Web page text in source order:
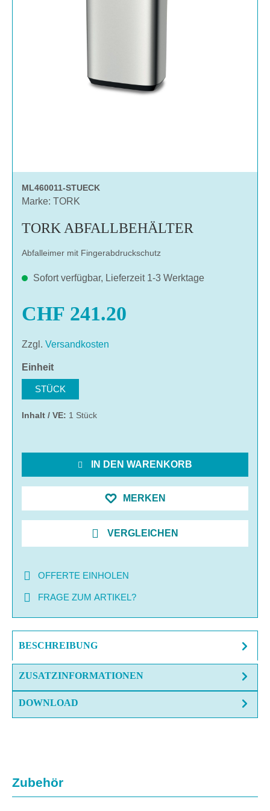
ML460011-STUECK
Marke: TORK
TORK ABFALLBEHÄLTER
Abfalleimer mit Fingerabdruckschutz
Sofort verfügbar, Lieferzeit 1-3 Werktage
CHF 241.20
Zzgl. Versandkosten
Einheitauswählen
STÜCK
Inhalt / VE: 1 Stück
IN DEN WARENKORB
MERKEN
VERGLEICHEN
OFFERTE EINHOLEN
FRAGE ZUM ARTIKEL?
BESCHREIBUNG
ZUSATZINFORMATIONEN
DOWNLOAD
Produktgalerie überspringen
Zubehör